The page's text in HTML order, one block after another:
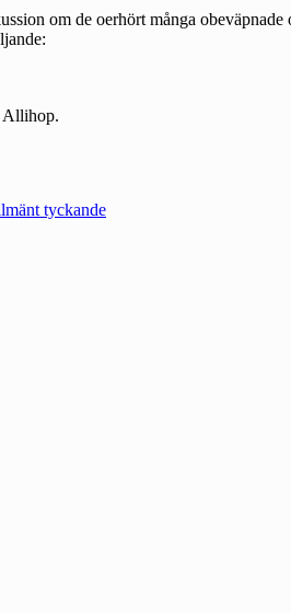
om de oerhört många
Allihop.
tyckande